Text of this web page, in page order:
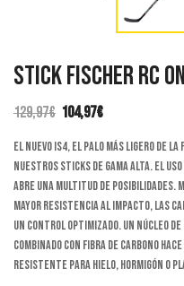
STICK FISCHER RC
129,97€
precio
original
era:
129,97€.
104,97€
precio
actual
es:
104,97€.
El nuevo IS4, el palo más ligero de
nuestros sticks de gama alta. El uso
abre una multitud de posibilidades.
mayor resistencia al impacto, las
un control optimizado. Un núcleo de
combinado con fibra de carbono
resistente para hielo, hormigón o